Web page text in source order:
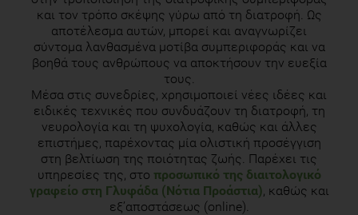
και τον τρόπο σκέψης γύρω από τη διατροφή. Ως
αποτέλεσμα αυτών, μπορεί και αναγνωρίζει
σύντομα λανθασμένα μοτίβα συμπεριφοράς και να
βοηθά τους ανθρώπους να αποκτήσουν την ευεξία
τους.
Μέσα στις συνεδρίες, χρησιμοποιεί νέες ιδέες και
ειδικές τεχνικές που συνδυάζουν τη διατροφή, τη
νευρολογία και τη ψυχολογία, καθώς και άλλες
επιστήμες, παρέχοντας μία ολιστική προσέγγιση
στη βελτίωση της ποιότητας ζωής. Παρέχει τις
υπηρεσίες της, στο προσωπικό της διαιτολογικό
γραφείο στη Γλυφάδα (Νότια Προάστια), καθώς και
εξ’αποστάσεως (online).